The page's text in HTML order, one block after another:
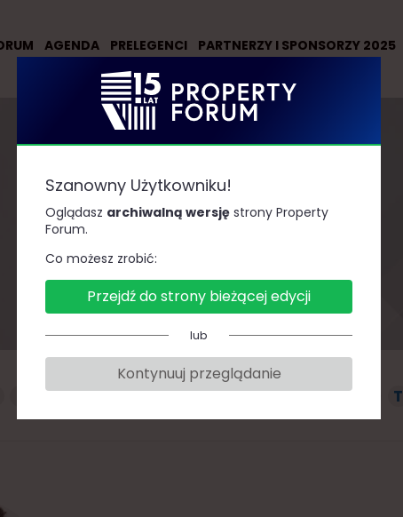
AGENDA PRELEGENCI PARTNERZY I SPONSORZY 2025
Prelegenci
G H J K L Ł M N O P R S T
Szanowny Użytkowniku!
Oglądasz archiwalną wersję strony Property
Forum.
Co możesz zrobić:
Przejdź do strony bieżącej edycji
lub
Kontynuuj przeglądanie